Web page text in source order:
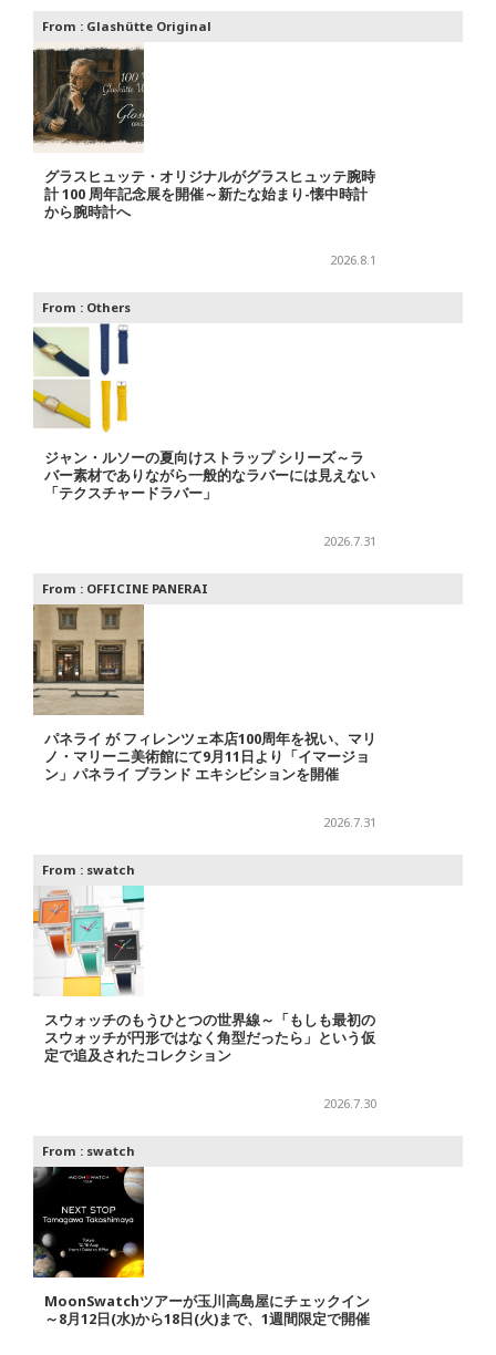
From : Glashütte Original
グラスヒュッテ・オリジナルがグラスヒュッテ腕時
計 100 周年記念展を開催～新たな始まり-懐中時計
から腕時計へ
2026.8.1
From : Others
ジャン・ルソーの夏向けストラップ シリーズ～ラ
バー素材でありながら一般的なラバーには見えない
「テクスチャードラバー」
2026.7.31
From : OFFICINE PANERAI
パネライ が フィレンツェ本店100周年を祝い、マリ
ノ・マリーニ美術館にて9月11日より「イマージョ
ン」パネライ ブランド エキシビションを開催
2026.7.31
From : swatch
スウォッチのもうひとつの世界線～「もしも最初の
スウォッチが円形ではなく角型だったら」という仮
定で追及されたコレクション
2026.7.30
From : swatch
MoonSwatchツアーが玉川高島屋にチェックイン
～8月12日(水)から18日(火)まで、1週間限定で開催